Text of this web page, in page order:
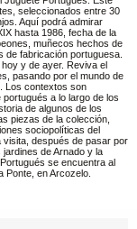
seleccionados entre 30
Aquí podrá admirar
hasta 1986, fecha de la
muñecos hechos de
de fabricación portuguesa.
y de ayer. Reviva el
pasando por el mundo de
Los contextos son
a lo largo de los
de algunos de los
piezas de la colección,
sociopolíticas del
visita, después de pasar por
de Arnado y la
se encuentra al
Ponte, en Arcozelo.